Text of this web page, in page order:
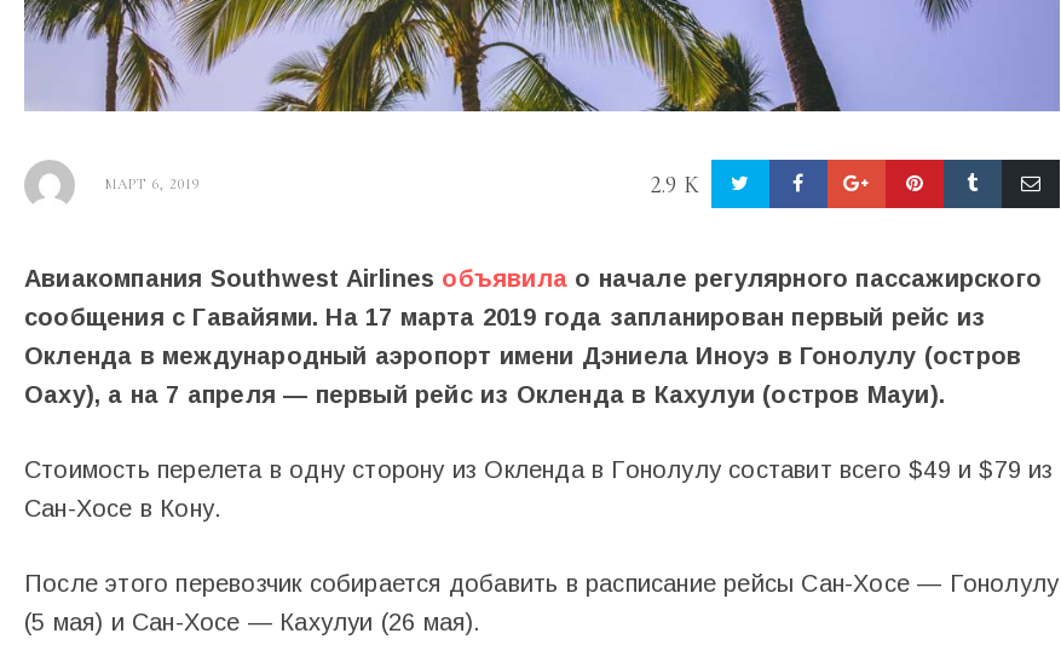
МАРТ 6, 2019 2.9 K
Авиакомпания Southwest Airlines объявила о начале регулярного пассажирского
сообщения с Гавайями. На 17 марта 2019 года запланирован первый рейс из
Окленда в международный аэропорт имени Дэниела Иноуэ в Гонолулу (остров
Оаху), а на 7 апреля — первый рейс из Окленда в Кахулуи (остров Мауи).
Стоимость перелета в одну сторону из Окленда в Гонолулу составит всего $49 и $79 из
Сан-Хосе в Кону.
После этого перевозчик собирается добавить в расписание рейсы Сан-Хосе — Гонолулу
(5 мая) и Сан-Хосе — Кахулуи (26 мая).